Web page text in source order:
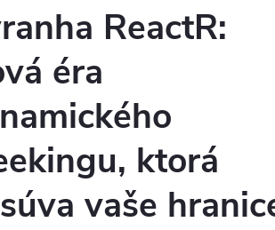
ReactR:
éra
ktorá
vaše